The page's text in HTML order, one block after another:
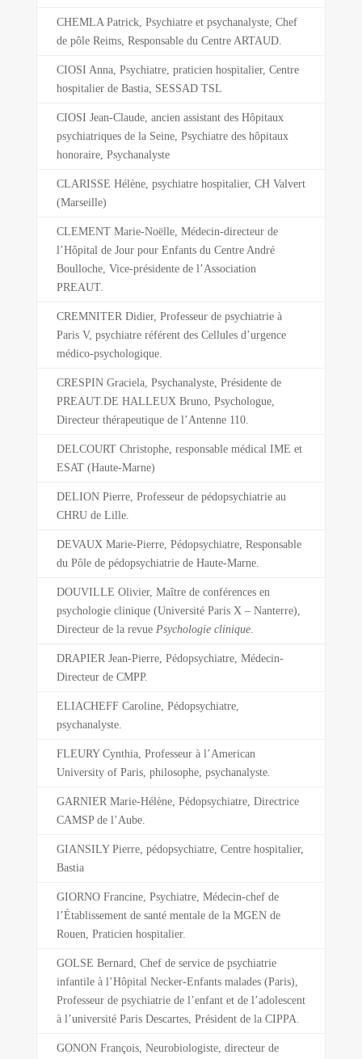
CHEMLA Patrick, Psychiatre et psychanalyste, Chef
de pôle Reims, Responsable du Centre ARTAUD.
CIOSI Anna, Psychiatre, praticien hospitalier, Centre
hospitalier de Bastia, SESSAD TSL
CIOSI Jean-Claude, ancien assistant des Hôpitaux
psychiatriques de la Seine, Psychiatre des hôpitaux
honoraire, Psychanalyste
CLARISSE Hélène, psychiatre hospitalier, CH Valvert
(Marseille)
CLEMENT Marie-Noëlle, Médecin-directeur de
l’Hôpital de Jour pour Enfants du Centre André
Boulloche, Vice-présidente de l’Association
PREAUT.
CREMNITER Didier, Professeur de psychiatrie à
Paris V, psychiatre référent des Cellules d’urgence
médico-psychologique.
CRESPIN Graciela, Psychanalyste, Présidente de
PREAUT.DE HALLEUX Bruno, Psychologue,
Directeur thérapeutique de l’Antenne 110.
DELCOURT Christophe, responsable médical IME et
ESAT (Haute-Marne)
DELION Pierre, Professeur de pédopsychiatrie au
CHRU de Lille.
DEVAUX Marie-Pierre, Pédopsychiatre, Responsable
du Pôle de pédopsychiatrie de Haute-Marne.
DOUVILLE Olivier, Maître de conférences en
psychologie clinique (Université Paris X – Nanterre),
Directeur de la revue Psychologie clinique.
DRAPIER Jean-Pierre, Pédopsychiatre, Médecin-
Directeur de CMPP.
ELIACHEFF Caroline, Pédopsychiatre,
psychanalyste.
FLEURY Cynthia, Professeur à l’American
University of Paris, philosophe, psychanalyste.
GARNIER Marie-Hélène, Pédopsychiatre, Directrice
CAMSP de l’Aube.
GIANSILY Pierre, pédopsychiatre, Centre hospitalier,
Bastia
GIORNO Francine, Psychiatre, Médecin-chef de
l’Établissement de santé mentale de la MGEN de
Rouen, Praticien hospitalier.
GOLSE Bernard, Chef de service de psychiatrie
infantile à l’Hôpital Necker-Enfants malades (Paris),
Professeur de psychiatrie de l’enfant et de l’adolescent
à l’université Paris Descartes, Président de la CIPPA.
GONON François, Neurobiologiste, directeur de